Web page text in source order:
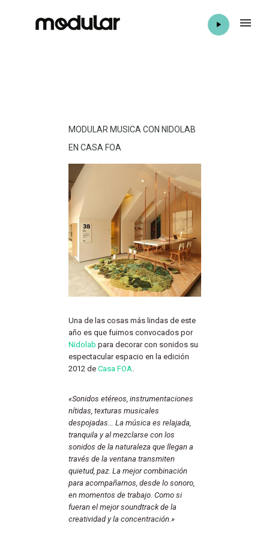
MODULAR MUSICA CON NIDOLAB
EN CASA FOA
Una de las cosas más lindas de este
año es que fuimos convocados por
Nidolab para decorar con sonidos su
espectacular espacio en la edición
2012 de Casa FOA.
«Sonidos etéreos, instrumentaciones
nítidas, texturas musicales
despojadas… La música es relajada,
tranquila y al mezclarse con los
sonidos de la naturaleza que llegan a
través de la ventana transmiten
quietud, paz. La mejor combinación
para acompañarnos, desde lo sonoro,
en momentos de trabajo. Como si
fueran el mejor soundtrack de la
creatividad y la concentración.»